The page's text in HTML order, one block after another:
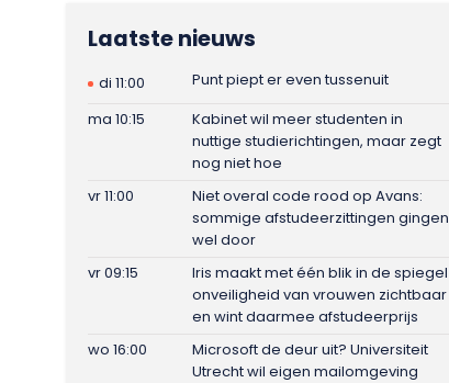
Laatste nieuws
di 11:00
Punt piept er even tussenuit
ma 10:15
Kabinet wil meer studenten in
nuttige studierichtingen, maar zegt
nog niet hoe
vr 11:00
Niet overal code rood op Avans:
sommige afstudeerzittingen gingen
wel door
vr 09:15
Iris maakt met één blik in de spiegel
onveiligheid van vrouwen zichtbaar
en wint daarmee afstudeerprijs
wo 16:00
Microsoft de deur uit? Universiteit
Utrecht wil eigen mailomgeving